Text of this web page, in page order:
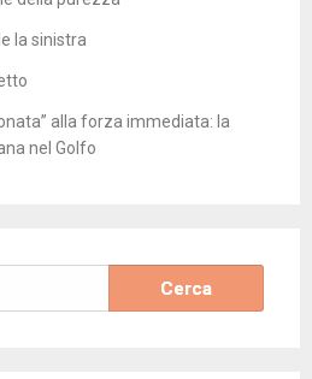
la sinistra
alla forza immediata: la
nel Golfo